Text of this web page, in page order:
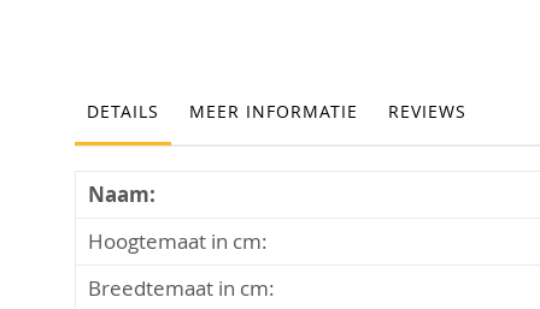
DETAILS MEER INFORMATIE REVIEWS
Naam:
Hoogtemaat in cm:
Breedtemaat in cm: